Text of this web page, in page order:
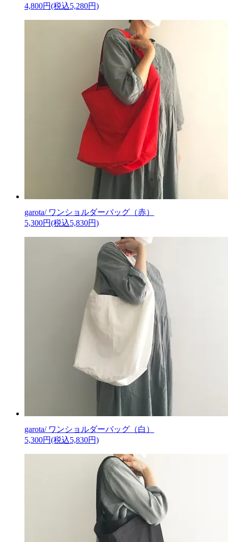
4,800円(税込5,280円)
garota/ ワンショルダーバッグ（赤）
5,300円(税込5,830円)
garota/ ワンショルダーバッグ（白）
5,300円(税込5,830円)